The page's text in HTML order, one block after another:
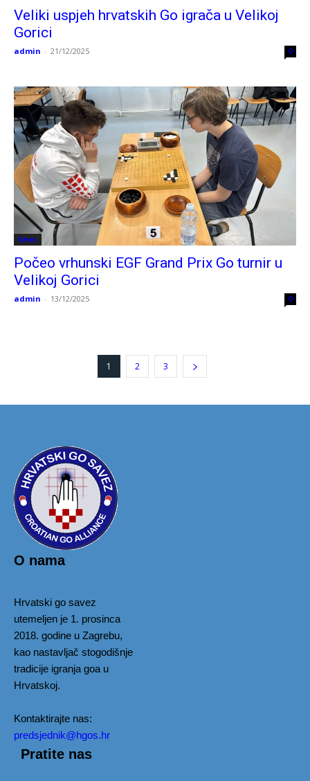
Veliki uspjeh hrvatskih Go igrača u Velikoj
Gorici
admin - 21/12/2025 0
News
Počeo vrhunski EGF Grand Prix Go turnir u
Velikoj Gorici
admin - 13/12/2025 0
1 2 3
O nama
Hrvatski go savez
utemeljen je 1. prosinca
2018. godine u Zagrebu,
kao nastavljač stogodišnje
tradicije igranja goa u
Hrvatskoj.
Kontaktirajte nas:
predsjednik@hgos.hr
Pratite nas